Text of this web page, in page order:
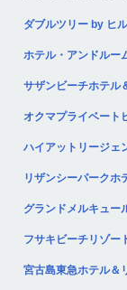
ダブルツリー by ヒ
ホテル・アンドルー
サザンビーチホテル
オクマプライベート
ハイアットリージェ
リザンシーパークホ
グランドメルキュー
フサキビーチリゾー
宮古島東急ホテル＆